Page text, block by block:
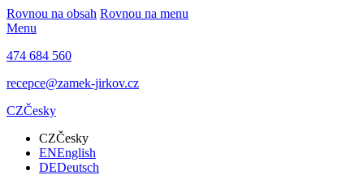
Rovnou na obsah Rovnou na menu
Menu
474 684 560
recepce@zamek-jirkov.cz
CZČesky
CZČesky
ENEnglish
DEDeutsch